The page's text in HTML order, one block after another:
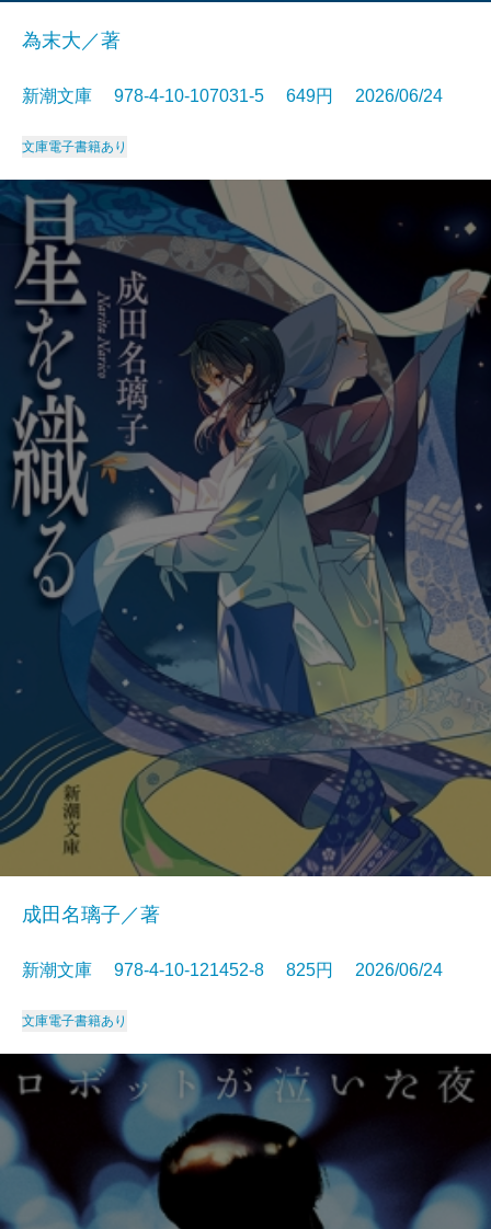
為末大／著
新潮文庫 978-4-10-107031-5 649円 2026/06/24
文庫電子書籍あり
成田名璃子／著
新潮文庫 978-4-10-121452-8 825円 2026/06/24
文庫電子書籍あり